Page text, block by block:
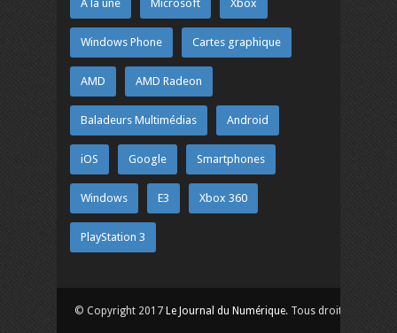
A la une Microsoft Xbox
Windows Phone Cartes graphique
AMD AMD Radeon
Baladeurs Multimédias Android
iOS Google Smartphones
Windows E3 Xbox 360
PlayStation 3
© Copyright 2017 Le Journal du Numérique. Tous droits réservés.